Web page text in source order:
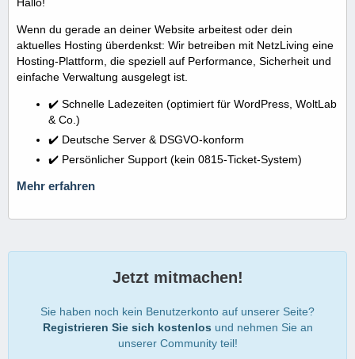
Wenn du gerade an deiner Website arbeitest oder dein
aktuelles Hosting überdenkst: Wir betreiben mit NetzLiving eine
Hosting-Plattform, die speziell auf Performance, Sicherheit und
einfache Verwaltung ausgelegt ist.
✔️ Schnelle Ladezeiten (optimiert für WordPress, WoltLab
& Co.)
✔️ Deutsche Server & DSGVO-konform
✔️ Persönlicher Support (kein 0815-Ticket-System)
Mehr erfahren
Jetzt mitmachen!
Sie haben noch kein Benutzerkonto auf unserer Seite?
Registrieren Sie sich kostenlos und nehmen Sie an
unserer Community teil!